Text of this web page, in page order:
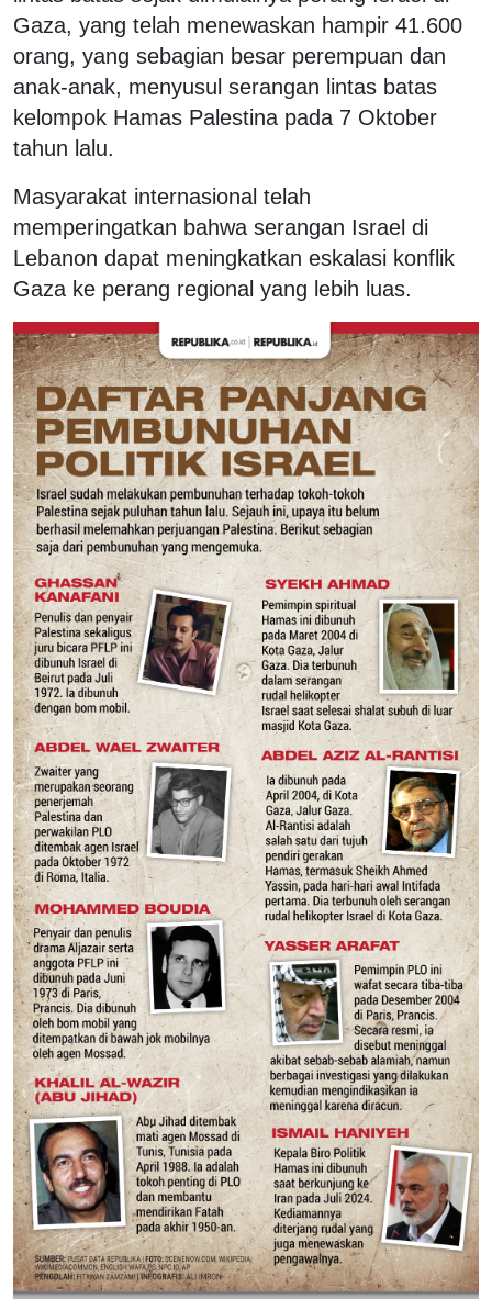
Gaza, yang telah menewaskan hampir 41.600
orang, yang sebagian besar perempuan dan
anak-anak, menyusul serangan lintas batas
kelompok Hamas Palestina pada 7 Oktober
tahun lalu.
Masyarakat internasional telah
memperingatkan bahwa serangan Israel di
Lebanon dapat meningkatkan eskalasi konflik
Gaza ke perang regional yang lebih luas.